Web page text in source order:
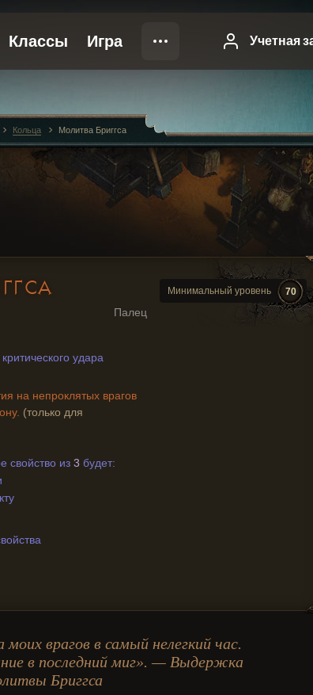
Минимальный уровень 70
Палец
удара
на непроклятых врагов
(только для
свойство из 3 будет:
врагов в самый нелегкий час.
в последний миг». — Выдержка
Бриггса
Кольца Молитва Бриггса